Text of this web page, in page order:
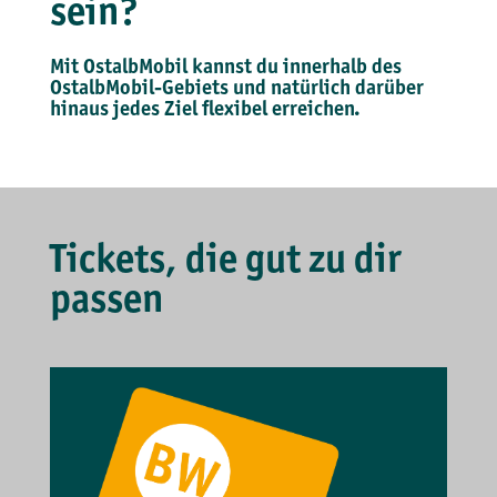
sein?
Mit OstalbMobil kannst du innerhalb des
OstalbMobil-Gebiets und natürlich darüber
hinaus jedes Ziel flexibel erreichen.
Tickets, die gut zu dir
passen